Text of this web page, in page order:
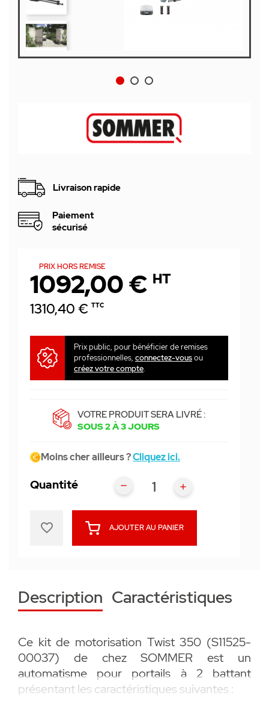
Livraison rapide
Paiement
sécurisé
PRIX HORS REMISE
1092,00 € HT
1310,40 € TTC
Prix public, pour bénéficier de remises
professionnelles, connectez-vousou
créez votre compte.
VOTRE PRODUIT SERA LIVRÉ :
SOUS 2 À 3 JOURS
Moins cher ailleurs ?Cliquez ici.
Quantité
AJOUTER AU PANIER
favorite_border
Description Caractéristiques
Ce kit de motorisation Twist 350 (S11525-
00037) de chez SOMMER est un
automatisme pour portails à 2 battant
présentant les caractéristiques suivantes :